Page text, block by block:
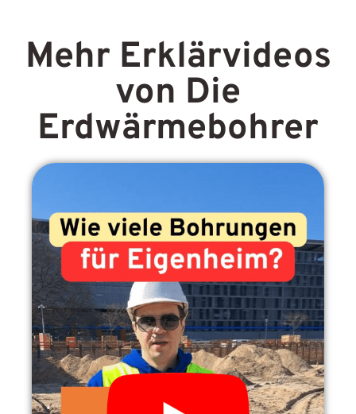
Mehr Erklärvideos
von Die
Erdwärmebohrer